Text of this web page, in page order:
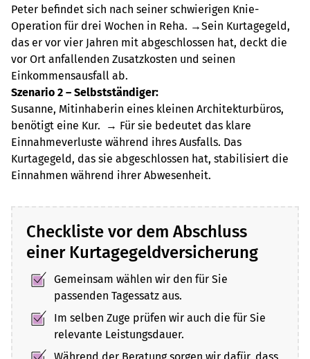
Peter befindet sich nach seiner schwierigen Knie-
Operation für drei Wochen in Reha. →Sein Kurtagegeld,
das er vor vier Jahren mit abgeschlossen hat, deckt die
vor Ort anfallenden Zusatzkosten und seinen
Einkommensausfall ab.
Szenario 2 – Selbstständiger:
Susanne, Mitinhaberin eines kleinen Architekturbüros,
benötigt eine Kur. → Für sie bedeutet das klare
Einnahmeverluste während ihres Ausfalls. Das
Kurtagegeld, das sie abgeschlossen hat, stabilisiert die
Einnahmen während ihrer Abwesenheit.
Checkliste vor dem Abschluss
einer Kurtagegeldversicherung
Gemeinsam wählen wir den für Sie
passenden Tagessatz aus.
Im selben Zuge prüfen wir auch die für Sie
relevante Leistungsdauer.